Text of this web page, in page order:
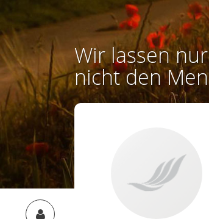
Wir lassen
nicht den